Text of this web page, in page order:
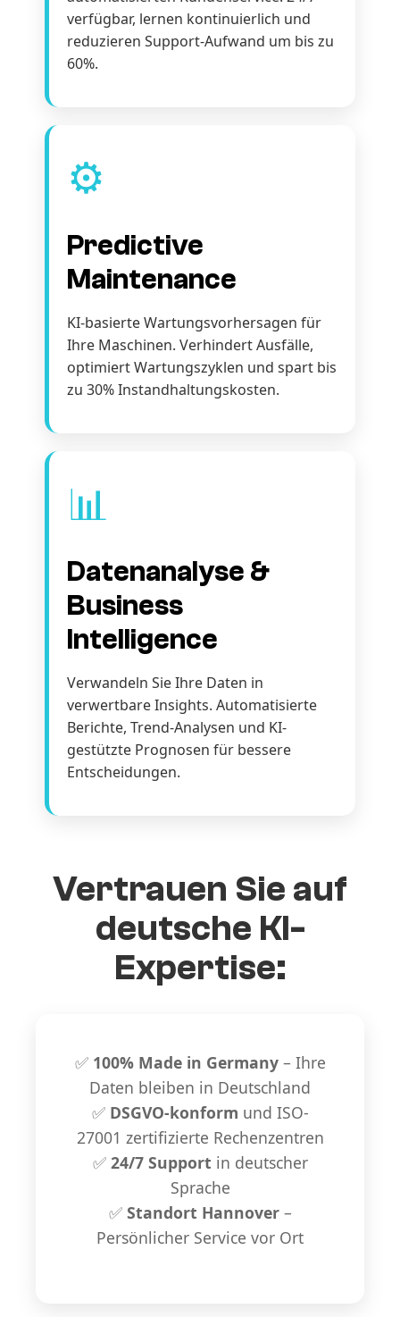
verfügbar, lernen kontinuierlich und
reduzieren Support-Aufwand um bis zu
60%.
⚙️
Predictive
Maintenance
KI-basierte Wartungsvorhersagen für
Ihre Maschinen. Verhindert Ausfälle,
optimiert Wartungszyklen und spart bis
zu 30% Instandhaltungskosten.
📊
Datenanalyse &
Business
Intelligence
Verwandeln Sie Ihre Daten in
verwertbare Insights. Automatisierte
Berichte, Trend-Analysen und KI-
gestützte Prognosen für bessere
Entscheidungen.
Vertrauen Sie auf
deutsche KI-
Expertise:
✅ 100% Made in Germany– Ihre
Daten bleiben in Deutschland
✅ DSGVO-konform und ISO-
27001 zertifizierte Rechenzentren
✅ 24/7 Support in deutscher
Sprache
✅ Standort Hannover–
Persönlicher Service vor Ort